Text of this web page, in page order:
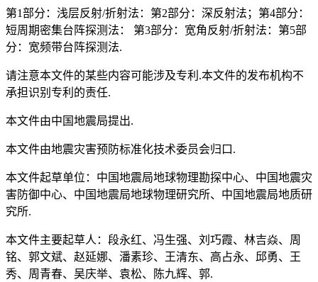
第1部分：浅层反射/折射法：第2部分：深反射法；第4部分：
短周期密集台阵探测法： 第3部分：宽角反射/折射法：第5部
分：宽频带台阵探测法.
请注意本文件的某些内容可能涉及专利.本文件的发布机构不
承担识别专利的责任.
本文件由中国地震局提出.
本文件由地震灾害预防标准化技术委员会归口.
本文件起草单位：中国地震局地球物理勘探中心、中国地震灾
害防御中心、中国地震局地球物理研究所、中国地震局地质研
究所.
本文件主要起草人：段永红、冯生强、刘巧霞、林吉焱、周
铭、郭文斌、赵延娜、潘素珍、王清东、高占永、邱勇、王
秀、周青春、吴庆举、袁松、陈九辉、郭.